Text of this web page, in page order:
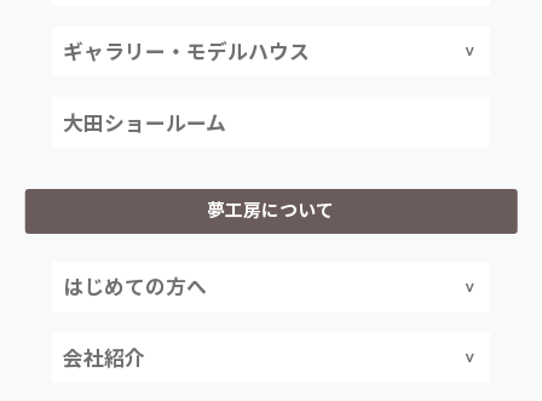
ギャラリー・モデルハウス
大田ショールーム
夢工房について
はじめての方へ
会社紹介